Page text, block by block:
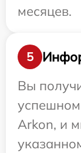
месяцев.
5
Вы
успешном
Arkon, и